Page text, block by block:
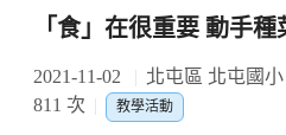
「食」在很重要 動手種
2021-11-02 北屯區 北屯國
811 次
教學活動